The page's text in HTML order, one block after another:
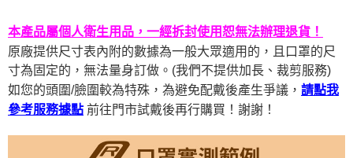
結帳頁面，進行簡訊認證並確認金額後，即可完成結帳。
２．訂單成立數日內，您將收到繳費通知簡訊。
３．收到繳費通知簡訊後14天內，點擊此簡訊中的連結，可透過四大超商／
ATM／網路銀行／等多元方式進行付款，方視為交易完成。
※ 請注意：結帳手續完成當下不需立刻繳費，但若您需要取消訂單，請聯絡
購買商品的店家。未經商家同意取消之訂單仍視為有效，需透過AFTEE先享
後付繳納相關費用。
是否繳費成功／繳費後需取消欲退款等相關疑問，請聯繫「AFTEE先享後付
https://netprotections.freshdesk.com/support/home
黑貓
每筆NT$200
本產品屬個人衛生用品，一經拆封使用恕無法辦理退貨！
原廠提供尺寸表內附的數據為一般大眾適用的，且口罩的尺
寸為固定的，無法量身訂做。(我們不提供加長、裁剪服務)
如您的頭圍/臉圍較為特殊，為避免配戴後產生爭議， 請點我
參考服務據點 前往門市試戴後再行購買！謝謝！